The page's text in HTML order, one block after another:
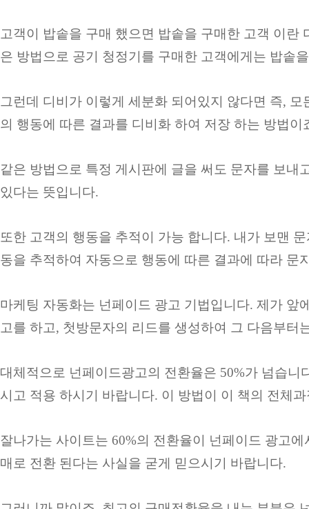
고객이 밥솥을 구매 했으면 밥솥을 구매한 고객 이
은 방법으로 공기 청정기를 구매한 고객에게는 밥솥
그런데 디비가 이렇게 세분화 되어있지 않다면 즉,
의 행동에 따른 결과를 디비화 하여 저장 하는 방법
같은 방법으로 특정 게시판에 글을 써도 문자를 보
있다는 뜻입니다.
또한 고객의 행동을 추적이 가능 합니다. 내가 보맨
동을 추적하여 자동으로 행동에 따른 결과에 따라 문
마케팅 자동화는 넌페이드 광고 기법입니다. 제가
고를 하고, 첫방문자의 리드를 생성하여 그 다음부
대체적으로 넌페이드광고의 전환율은 50%가 넘습
시고 적용 하시기 바랍니다. 이 방법이 이 책의 전체
잘나가는 사이트는 60%의 전환율이 넌페이드 광고
매로 전환 된다는 사실을 굳게 믿으시기 바랍니다.